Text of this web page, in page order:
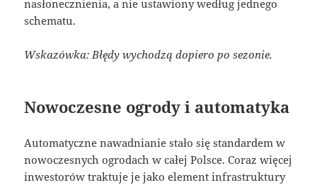
nasłonecznienia, a nie ustawiony według jednego
schematu.
Wskazówka: Błędy wychodzą dopiero po sezonie.
Nowoczesne ogrody i automatyka
Automatyczne nawadnianie stało się standardem w
nowoczesnych ogrodach w całej Polsce. Coraz więcej
inwestorów traktuje je jako element infrastruktury